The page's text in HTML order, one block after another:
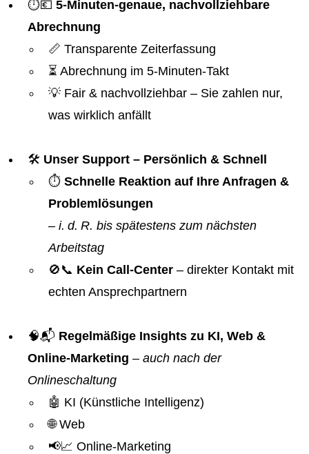
⏱️💶 5-Minuten-genaue, nachvollziehbare
Abrechnung
📏 Transparente Zeiterfassung
⏳ Abrechnung im 5-Minuten-Takt
💡 Fair & nachvollziehbar – Sie zahlen nur,
was wirklich anfällt
🛠️ Unser Support – Persönlich & Schnell
⏱️ Schnelle Reaktion auf Ihre Anfragen &
Problemlösungen
– i. d. R. bis spätestens zum nächsten
Arbeitstag
🚫📞 Kein Call-Center – direkter Kontakt mit
echten Ansprechpartnern
🧠📬 Regelmäßige Insights zu KI, Web &
Online-Marketing – auch nach der
Onlineschaltung
🤖 KI (Künstliche Intelligenz)
🌐 Web
📢📈 Online-Marketing